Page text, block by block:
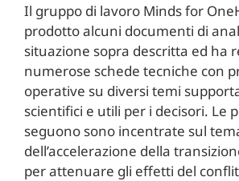
Il gruppo di lavoro Minds for
prodotto alcuni documenti di
situazione sopra descritta ed ha
numerose schede tecniche con
operative su diversi temi
scientifici e utili per i decisori. Le
seguono sono incentrate sul
dell’accelerazione della
per attenuare gli effetti del